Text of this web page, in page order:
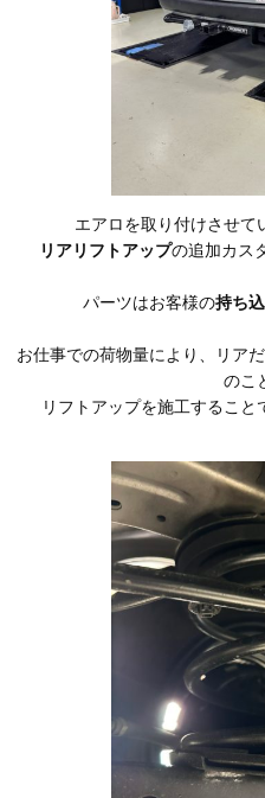
エアロを取り付けさせて
リアリフトアップの追加カス
パーツはお客様の持ち
お仕事での荷物量により、リア
のこ
リフトアップを施工すること